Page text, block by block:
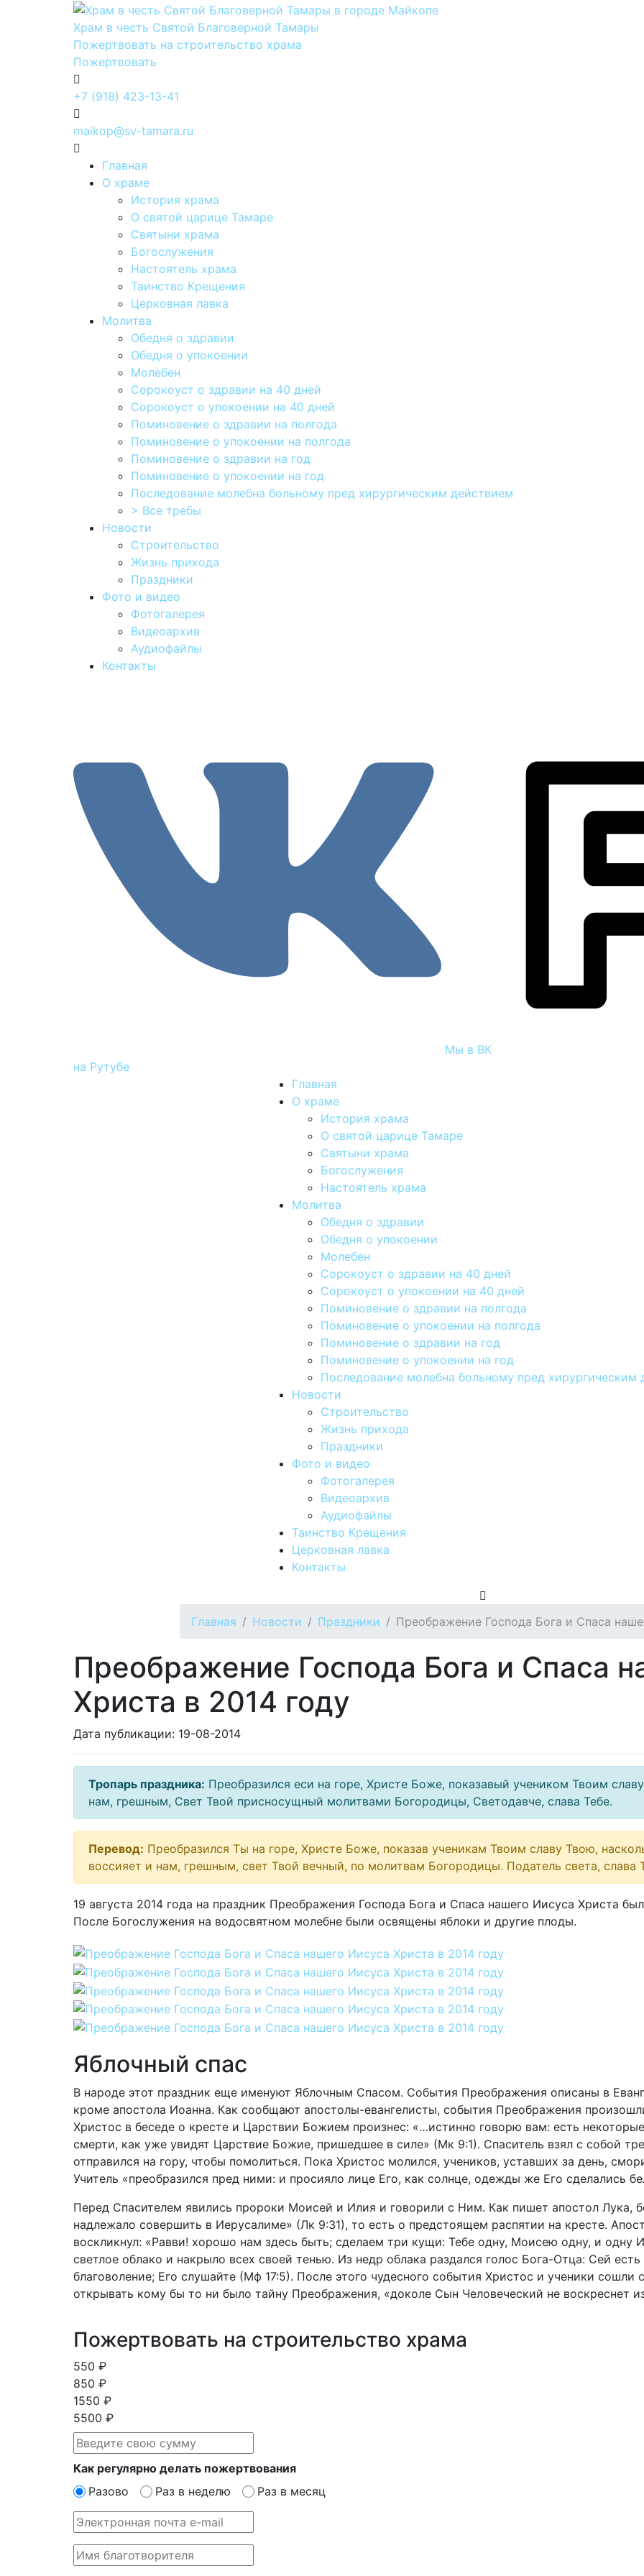
Храм в честь Святой Благоверной Тамары
Пожертвовать на строительство храма
Пожертвовать
+7 (918) 423-13-41
maikop@sv-tamara.ru
Главная
О храме
История храма
О святой царице Тамаре
Святыни храма
Богослужения
Настоятель храма
Таинство Крещения
Церковная лавка
Молитва
Обедня о здравии
Обедня о упокоении
Молебен
Сорокоуст о здравии на 40 дней
Сорокоуст о упокоении на 40 дней
Поминовение о здравии на полгода
Поминовение о упокоении на полгода
Поминовение о здравии на год
Поминовение о упокоении на год
Последование молебна больному пред хирургическим действием
> Все требы
Новости
Строительство
Жизнь прихода
Праздники
Фото и видео
Фотогалерея
Видеоархив
Аудиофайлы
Контакты
Мы в ВК
на Рутубе
Главная
О храме
История храма
О святой царице Тамаре
Святыни храма
Богослужения
Настоятель храма
Молитва
Обедня о здравии
Обедня о упокоении
Молебен
Сорокоуст о здравии на 40 дней
Сорокоуст о упокоении на 40 дней
Поминовение о здравии на полгода
Поминовение о упокоении на полгода
Поминовение о здравии на год
Поминовение о упокоении на год
Последование молебна больному пред хирургическим
Новости
Строительство
Жизнь прихода
Праздники
Фото и видео
Фотогалерея
Видеоархив
Аудиофайлы
Таинство Крещения
Церковная лавка
Контакты
Главная Новости Праздники Преображение Господа Бога и Спаса
Преображение Господа Бога и Спаса
Христа в 2014 году
Дата публикации: 19-08-2014
Тропарь праздника: Преобразился еси на горе, Христе Боже, показавый учеником Твоим
нам, грешным, Свет Твой присносущный молитвами Богородицы, Светодавче, слава Тебе.
Перевод: Преобразился Ты на горе, Христе Боже, показав ученикам Твоим славу Твою,
воссияет и нам, грешным, свет Твой вечный, по молитвам Богородицы. Податель света, слава
19 августа 2014 года на праздник Преображения Господа Бога и Спаса нашего Иисуса Христа
После Богослужения на водосвятном молебне были освящены яблоки и другие плоды.
Яблочный спас
В народе этот праздник еще именуют Яблочным Спасом. События Преображения описаны в
кроме апостола Иоанна. Как сообщают апостолы-евангелисты, события Преображения
Христос в беседе о кресте и Царствии Божием произнес: «…истинно говорю вам: есть
смерти, как уже увидят Царствие Божие, пришедшее в силе» (Мк 9:1). Спаситель взял с собой
отправился на гору, чтобы помолиться. Пока Христос молился, учеников, уставших за день,
Учитель «преобразился пред ними: и просияло лице Его, как солнце, одежды же Его сделались
Перед Спасителем явились пророки Моисей и Илия и говорили с Ним. Как пишет апостол Лука,
надлежало совершить в Иерусалиме» (Лк 9:31), то есть о предстоящем распятии на кресте.
воскликнул: «Равви! хорошо нам здесь быть; сделаем три кущи: Тебе одну, Моисею одну, и одну
светлое облако и накрыло всех своей тенью. Из недр облака раздался голос Бога-Отца: Сей
благоволение; Его слушайте (Мф 17:5). После этого чудесного события Христос и ученики сошли
открывать кому бы то ни было тайну Преображения, «доколе Сын Человеческий не воскреснет
Пожертвовать на строительство храма
550 ₽
850 ₽
1550 ₽
5500 ₽
Как регулярно делать пожертвования
Разово
Раз в неделю Раз в месяц